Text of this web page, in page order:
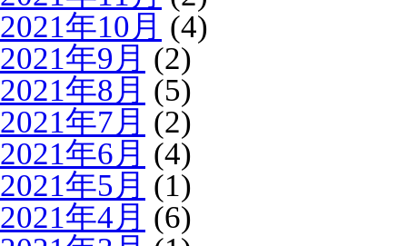
2021年10月 (4)
2021年9月 (2)
2021年8月 (5)
2021年7月 (2)
2021年6月 (4)
2021年5月 (1)
2021年4月 (6)